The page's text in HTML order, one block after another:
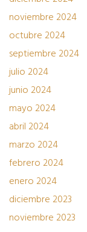
noviembre 2024
octubre 2024
septiembre 2024
julio 2024
junio 2024
mayo 2024
abril 2024
marzo 2024
febrero 2024
enero 2024
diciembre 2023
noviembre 2023